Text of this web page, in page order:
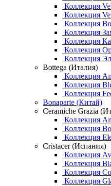
Коллекция
Коллекция
Коллекция
Коллекция
Коллекция
Коллекция
Коллекция
Bottega (Италия)
Коллекция
Коллекция
Коллекция
Bonaparte (Китай)
Ceramiche Grazia
Коллекция
Коллекция
Коллекция
Cristacer (Испания)
Коллекция
Коллекция
Коллекция
Коллекция